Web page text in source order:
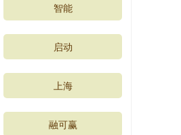
智能
启动
上海
融可赢